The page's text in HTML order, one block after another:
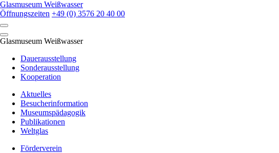
Skip
to
content
Glasmuseum Weißwasser
Öffnungszeiten +49 (0) 3576 20 40 00
Glasmuseum Weißwasser
Dauerausstellung
Sonderausstellung
Kooperation
Aktuelles
Besucherinformation
Museumspädagogik
Publikationen
Weltglas
Förderverein